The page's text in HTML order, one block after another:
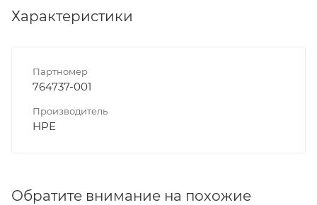
Характеристики
Партномер
764737-001
Производитель
HPE
Обратите внимание на похожие